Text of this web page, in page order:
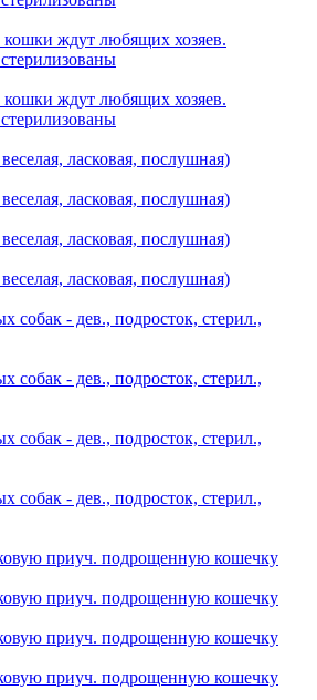
кошки ждут любящих хозяев.
кошки ждут любящих хозяев.
ласковая, послушная)
ласковая, послушная)
ласковая, послушная)
ласковая, послушная)
собак - дев., подросток, стерил.,
собак - дев., подросток, стерил.,
собак - дев., подросток, стерил.,
собак - дев., подросток, стерил.,
приуч. подрощенную кошечку
приуч. подрощенную кошечку
приуч. подрощенную кошечку
приуч. подрощенную кошечку